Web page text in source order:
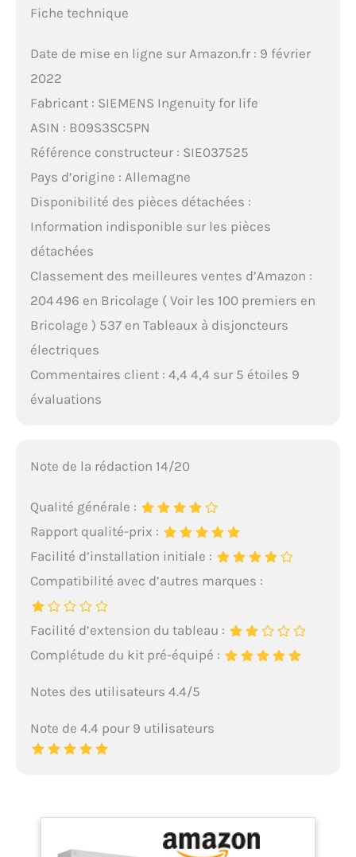
Fiche technique
Date de mise en ligne sur Amazon.fr : 9 février
2022
Fabricant : SIEMENS Ingenuity for life
ASIN : B09S3SC5PN
Référence constructeur : SIE037525
Pays d’origine : Allemagne
Disponibilité des pièces détachées :
Information indisponible sur les pièces
détachées
Classement des meilleures ventes d’Amazon :
204 496 en Bricolage ( Voir les 100 premiers en
Bricolage ) 537 en Tableaux à disjoncteurs
électriques
Commentaires client : 4,4 4,4 sur 5 étoiles 9
évaluations
Note de la rédaction 14/20
Qualité générale :
Rapport qualité-prix :
Facilité d’installation initiale :
Compatibilité avec d’autres marques :
Facilité d’extension du tableau :
Complétude du kit pré-équipé :
Notes des utilisateurs 4.4/5
Note de 4.4 pour 9 utilisateurs